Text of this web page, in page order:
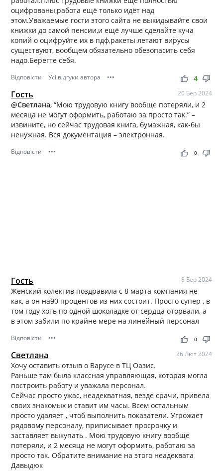
оцифрованы,работа ещё только идёт над
этом.Уважаемые гости этого сайта не выкидывайте свои
книжки до самой пенсии,и ещё лучше сделайте куча
копий о оцифруйте их в пдф,ракеты летают вирусы
существуют, вообщем обязательно обезопасить себя
надо.Берегте себя.
Відповісти Усі відгуки автора ••• thumb_up thumb_down
4
Гость 20 Бер 2024
@Светлана, “Мою трудовую книгу вообще потеряли, и 2
месяца не могут оформить, работаю за просто так.” –
извините, но сейчас трудовая книга, бумажная, как-бы
ненужная. Вся документация – электронная.
Відповісти ••• thumb_up thumb_down
0
Гость 8 Бер 2024
Женский колектив поздравила с 8 марта компания не
как, а он на90 процентов из них состоит. Просто супер , в
том году хоть по одной шоколадке от сердца оторвали, а
в этом забили по крайне мере на линейный персонал
Відповісти ••• thumb_up thumb_down
0
Светлана 26 Лют 2024
Хочу оставить отзыв о Варусе в ТЦ Оазис.
Раньше там была классная управляющая, которая могла
построить работу и уважала персонал.
Сейчас просто ужас, неадекватная, везде срачи, привела
своих знакомых и ставит им часы. Всем остальным
просто удаляет , чтоб выполнить показатели. Угрожает
рядовому персоналу, приписывает просрочку и
заставляет выкупать . Мою трудовую книгу вообще
потеряли, и 2 месяца не могут оформить, работаю за
просто так. Обратите внимание на этого неадеквата
Давыдюк